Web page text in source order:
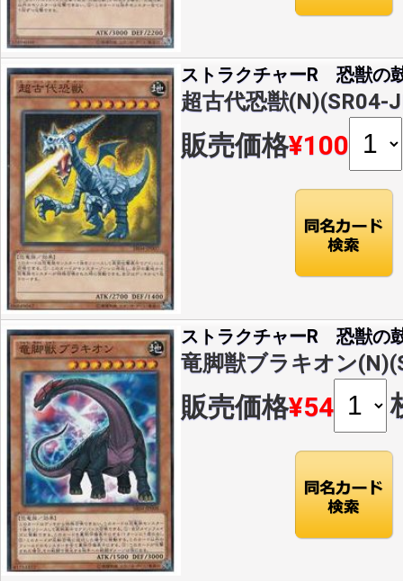
ストラクチャーR 恐獣の
超古代恐獣(N)(SR04-
販売価格¥100
ストラクチャーR 恐獣の
竜脚獣ブラキオン
販売価格¥54